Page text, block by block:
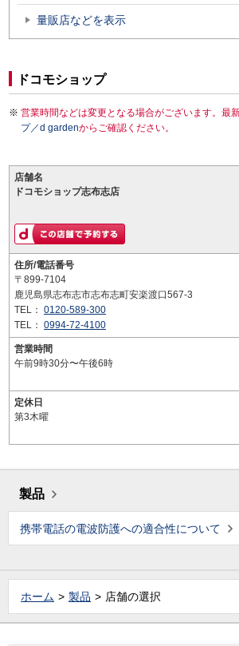
量販店などを表示
ドコモショップ
営業時間などは変更となる場合がございます。最
プ／d gardenからご確認ください。
店舗名
ドコモショップ志布志店
住所/電話番号
〒899-7104
鹿児島県志布志市志布志町安楽渡口567-3
TEL： 0120-589-300
TEL： 0994-72-4100
営業時間
午前9時30分〜午後6時
定休日
第3木曜
製品
携帯電話の電波防護への適合性について
ホーム 製品 店舗の選択